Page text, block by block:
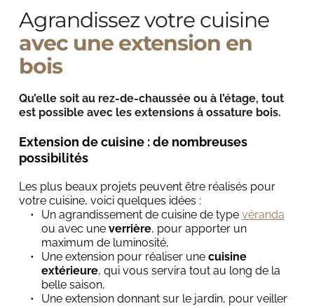
Agrandissez votre cuisine
avec une extension en
bois
Qu’elle soit au rez-de-chaussée ou à l’étage, tout
est possible avec les extensions à ossature bois.
Extension de cuisine : de nombreuses
possibilités
Les plus beaux projets peuvent être réalisés pour
votre cuisine, voici quelques idées :
Un agrandissement de cuisine de type véranda
ou avec une verrière, pour apporter un
maximum de luminosité,
Une extension pour réaliser une cuisine
extérieure, qui vous servira tout au long de la
belle saison,
Une extension donnant sur le jardin, pour veiller